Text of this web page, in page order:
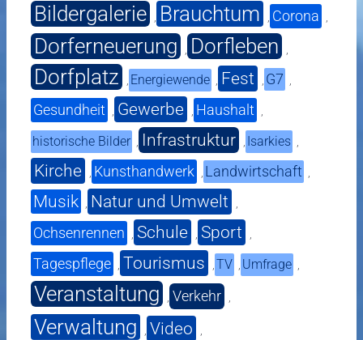
Bildergalerie , Brauchtum , Corona ,
Dorferneuerung , Dorfleben ,
Dorfplatz , Energiewende , Fest , G7 ,
Gesundheit , Gewerbe , Haushalt ,
historische Bilder , Infrastruktur , Isarkies ,
Kirche , Kunsthandwerk , Landwirtschaft ,
Musik , Natur und Umwelt ,
Ochsenrennen , Schule , Sport ,
Tagespflege , Tourismus ,TV , Umfrage ,
Veranstaltung , Verkehr ,
Verwaltung , Video ,